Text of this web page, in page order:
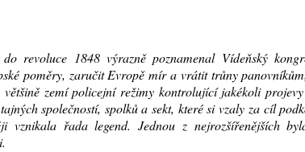
revoluce 1848 výrazně poznamenal Vídeňský
poměry, zaručit Evropě mír a vrátit trůny
zemí policejní režimy kontrolující jakékoli
společností, spolků a sekt, které si vzaly za cíl
vznikala řada legend. Jednou z nejrozšířenějších